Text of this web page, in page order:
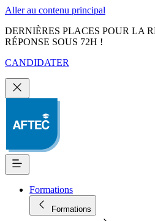
Aller au contenu principal
DERNIÈRES PLACES POUR LA
RÉPONSE SOUS 72H !
CANDIDATER
Formations
Formations